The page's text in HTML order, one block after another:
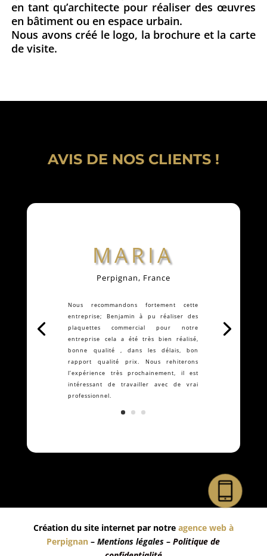
en tant qu’architecte pour réaliser des œuvres
en bâtiment ou en espace urbain.
Nous avons créé le logo, la brochure et la carte
de visite.
AVIS DE NOS CLIENTS !
MARIA
Perpignan, France
Nous recommandons fortement cette
entreprise; Benjamin à pu réaliser des
plaquettes commercial pour notre
entreprise cela a été très bien réalisé,
bonne qualité , dans les délais, bon
rapport qualité prix. Nous rehiterons
l’expérience très prochainement, il est
intéressant de travailler avec de vrai
professionnel.
Création du site internet par notre agence web à
Perpignan –Mentions légales –Politique de